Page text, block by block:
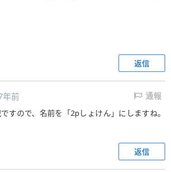
返信
年前 通報
すので、名前を「2pしょけん」にしますね。
返信